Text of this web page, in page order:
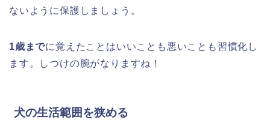
ないように保護しましょう。
1歳までに覚えたことはいいことも悪いことも習慣化し
ます。しつけの腕がなりますね！
犬の生活範囲を狭める